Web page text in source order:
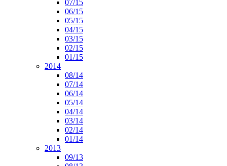
07/15
06/15
05/15
04/15
03/15
02/15
01/15
2014
08/14
07/14
06/14
05/14
04/14
03/14
02/14
01/14
2013
09/13